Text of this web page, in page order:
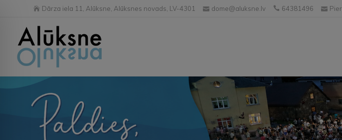
Dārza iela 11, Alūksne, Alūksnes novads, LV-4301 dome@aluksne.lv 64381496